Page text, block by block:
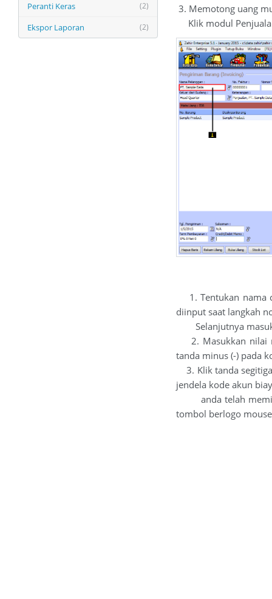
(2)
Peranti Keras
(2)
Ekspor Laporan
3. Memotong uang
Klik modul
1. Tentukan nama
diinput saat langkah
Selanjutnya
2. Masukkan nilai
tanda minus (-) pada
3. Klik tanda
jendela kode akun
anda telah memilih
tombol berlogo